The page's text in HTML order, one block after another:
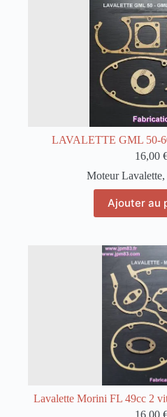
LAVALETTE GML 50-
16,00
Moteur Lavalette,
Ajouter au
Lavalette Morini FL 49cc 2
16,00